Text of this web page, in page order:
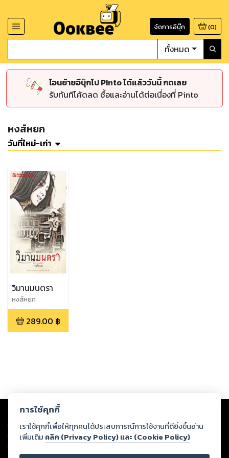
จัดการอีบุ๊ก (0)
ทั้งหมด
โอนย้ายอีบุ๊กไป Pinto ได้แล้ววันนี้ กดเลย
รับทันทีโค้ดลด ซื้อและอ่านได้ต่อเนื่องที่ Pinto
หงส์หยก
วันที่ใหม่-เก่า
วิมานมนตรา
หงส์หยก
289.00 ฿
Copyright © 2026
ต่อผลงานหรือเนื้อหาใดที่อัปโหลดผ่านเว็บไซต์และปรากฏว่าละเมิดสิทธิใน
ทรัพย์สินทางปัญญาของบุคคลอื่นหรือขัดต่อกฎหมายและศีลธรรม ดังนั้น ผู้อ่าน
ทุกท่านโปรดใช้วิจารณญาณในการกลั่นกรองด้วยตนเอง และหากท่านพบว่าส่วน
หนึ่งส่วนใดขัดต่อกฎหมายและศีลธรรม กรุณาแจ้งมายังบริษัท เพื่อทีมงานจะได้
ดำเนินการในทันที ทั้งนี้ ทางสตอรี่ล็อกขอสงวนลิขสิทธิ์ตามพระราชบัญญัติ
การใช้คุกกี้
เราใช้คุกกี้เพื่อให้ทุกคนได้ประสบการณ์การใช้งานที่ดียิ่งขึ้นอ่าน
เพิ่มเติม คลิก (Privacy Policy) และ (Cookie Policy)